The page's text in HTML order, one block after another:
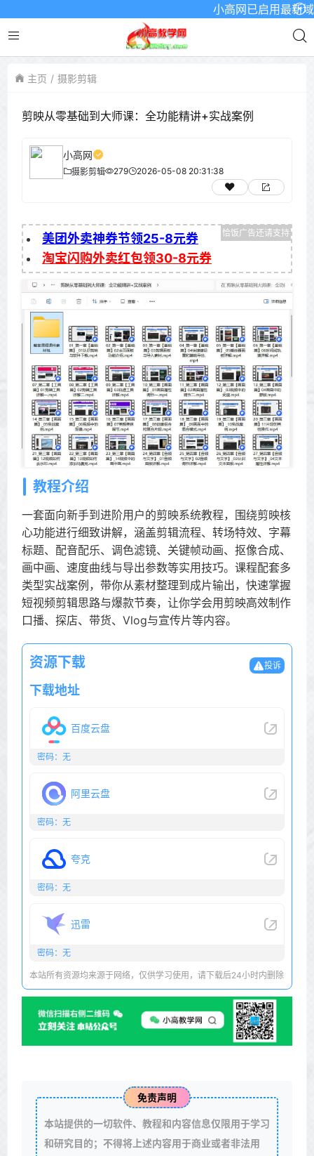
小高网已启用最新域
主页 摄影剪辑
剪映从零基础到大师课：全功能精讲+实战案例
小高网
摄影剪辑 279 2026-05-08 20:31:38
美团外卖神券节领25-8元券
淘宝闪购外卖红包领30-8元券
教程介绍
一套面向新手到进阶用户的剪映系统教程，围绕剪映核
心功能进行细致讲解，涵盖剪辑流程、转场特效、字幕
标题、配音配乐、调色滤镜、关键帧动画、抠像合成、
画中画、速度曲线与导出参数等实用技巧。课程配套多
类型实战案例，带你从素材整理到成片输出，快速掌握
短视频剪辑思路与爆款节奏，让你学会用剪映高效制作
口播、探店、带货、Vlog与宣传片等内容。
资源下载 投诉
下载地址
百度云盘
密码：无
阿里云盘
密码：无
夸克
密码：无
迅雷
密码：无
本站所有资源均来源于网络，仅供学习使用，请下载后24小时内删除
免责声明
本站提供的一切软件、教程和内容信息仅限用于学习
和研究目的；不得将上述内容用于商业或者非法用